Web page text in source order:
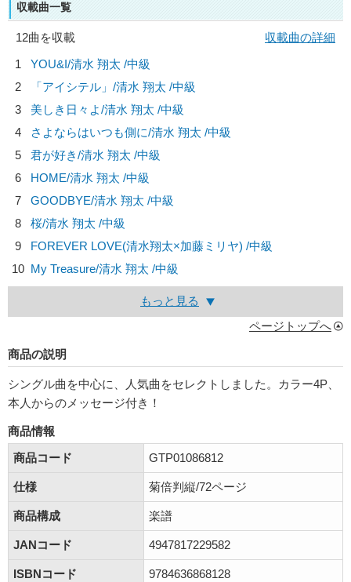
収載曲一覧
12曲を収載
収載曲の詳細
1
YOU&I/清水 翔太 /中級
2
「アイシテル」/清水 翔太 /中級
3
美しき日々よ/清水 翔太 /中級
4
さよならはいつも側に/清水 翔太 /中級
5
君が好き/清水 翔太 /中級
6
HOME/清水 翔太 /中級
7
GOODBYE/清水 翔太 /中級
8
桜/清水 翔太 /中級
9
FOREVER LOVE(清水翔太×加藤ミリヤ) /中級
10 My Treasure/清水 翔太 /中級
もっと見る
ページトップへ
商品の説明
シングル曲を中心に、人気曲をセレクトしました。カラー4P、
本人からのメッセージ付き！
商品情報
商品コード
GTP01086812
仕様 菊倍判縦/72ページ
商品構成 楽譜
JANコード 4947817229582
ISBNコード 9784636868128